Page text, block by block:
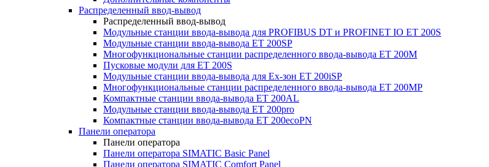
Распределенный ввод-вывод
Распределенный ввод-вывод
Модульные станции ввода-вывода для PROFIBUS DT и PROFINET IO ET 200S
Модульные станции ввода-вывода ET 200SP
Многофункциональные станции распределенного ввода-вывода ET 200M
Пусковые модули для ET 200S
Модульные станции ввода-вывода для Ex-зон ET 200iSP
Многофункциональные станции распределенного ввода-вывода ET 200MP
Компактные станции ввода-вывода ET 200AL
Модульные станции ввода-вывода ET 200pro
Компактные станции ввода-вывода ET 200ecoPN
Панели оператора
Панели оператора
Панели оператора SIMATIC Basic Panel
Панели оператора SIMATIC Comfort Panel